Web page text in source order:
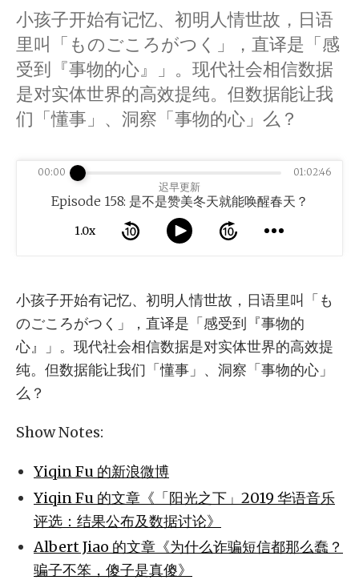
小孩子开始有记忆、初明人情世故，日语
里叫「ものごころがつく」，直译是「感
受到『事物的心』」。现代社会相信数据
是对实体世界的高效提纯。但数据能让我
们「懂事」、洞察「事物的心」么？
迟早更新
Episode 158: 是不是赞美冬天就能唤醒春天？
1.0x
00:00 01:02:46
小孩子开始有记忆、初明人情世故，日语里叫「も
のごころがつく」，直译是「感受到『事物的
心』」。现代社会相信数据是对实体世界的高效提
纯。但数据能让我们「懂事」、洞察「事物的心」
么？
Show Notes:
Yiqin Fu 的新浪微博
Yiqin Fu 的文章《「阳光之下」2019 华语音乐
评选：结果公布及数据讨论》
Albert Jiao 的文章《为什么诈骗短信都那么蠢？
骗子不笨，傻子是真傻》